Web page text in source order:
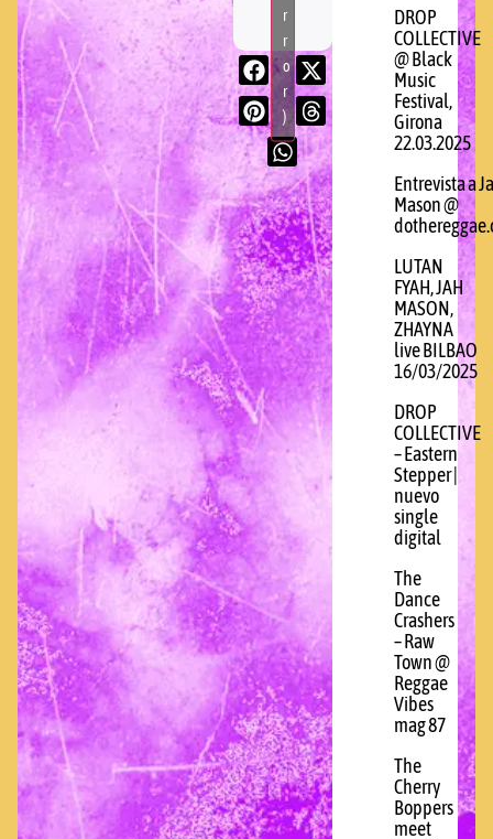
r
r
o
r
)
DROP
COLLECTIVE
@ Black
Music
Festival,
Girona
22.03.2025
Entrevista a
Mason @
LUTAN
FYAH, JAH
MASON,
ZHAYNA
live BILBAO
16/03/2025
DROP
COLLECTIVE
– Eastern
Stepper |
nuevo
single
digital
The
Dance
Crashers
– Raw
Town @
Reggae
Vibes
mag 87
The
Cherry
Boppers
meet